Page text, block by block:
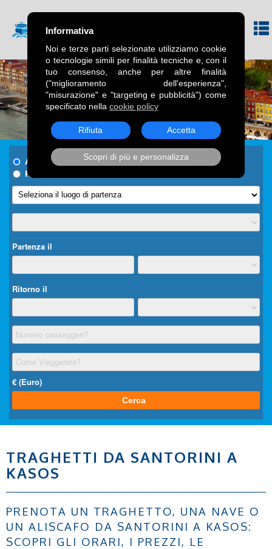
TRAGHETTI DA SANTORINI A
KASOS
PRENOTA UN TRAGHETTO, UNA NAVE O
UN ALISCAFO DA SANTORINI A KASOS:
SCOPRI GLI ORARI, I PREZZI, LE
Informativa
Noi e terze parti selezionate utilizziamo cookie
o tecnologie simili per finalità tecniche e, con il
tuo consenso, anche per altre finalità
("miglioramento dell'esperienza",
"misurazione" e "targeting e pubblicità") come
specificato nella cookie policy
Rifiuta Accetta
Scopri di più e personalizza